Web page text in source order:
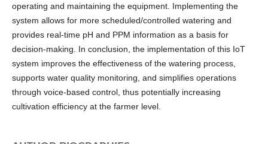
operating and maintaining the equipment. Implementing the
system allows for more scheduled/controlled watering and
provides real-time pH and PPM information as a basis for
decision-making. In conclusion, the implementation of this IoT
system improves the effectiveness of the watering process,
supports water quality monitoring, and simplifies operations
through voice-based control, thus potentially increasing
cultivation efficiency at the farmer level.